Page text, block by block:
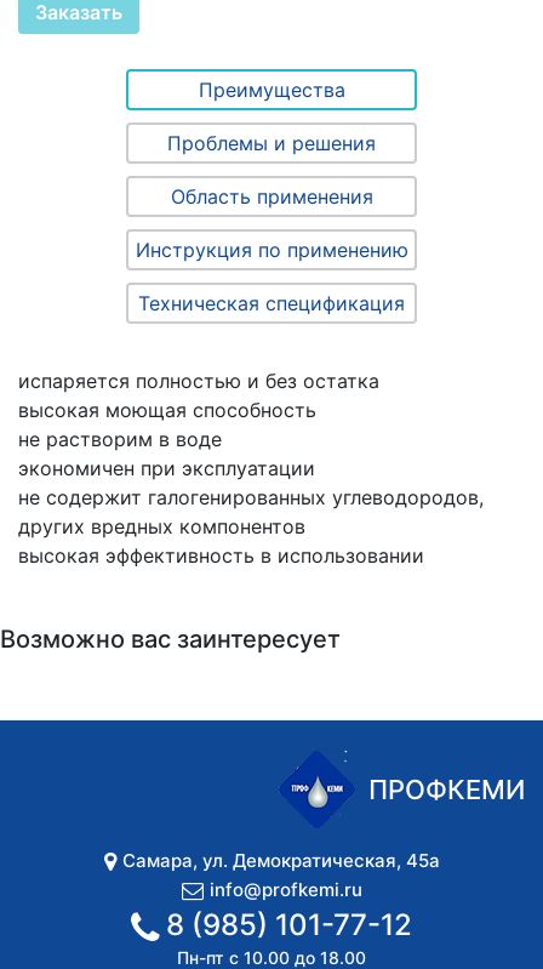
Заказать
Преимущества
Проблемы и решения
Область применения
Инструкция по применению
Техническая спецификация
испаряется полностью и без остатка
высокая моющая способность
не растворим в воде
экономичен при эксплуатации
не содержит галогенированных углеводородов,
других вредных компонентов
высокая эффективность в использовании
Возможно вас заинтересует
ПРОФКЕМИ
Самара, ул. Демократическая, 45а
info@profkemi.ru
8 (985) 101-77-12
Пн-пт с 10.00 до 18.00